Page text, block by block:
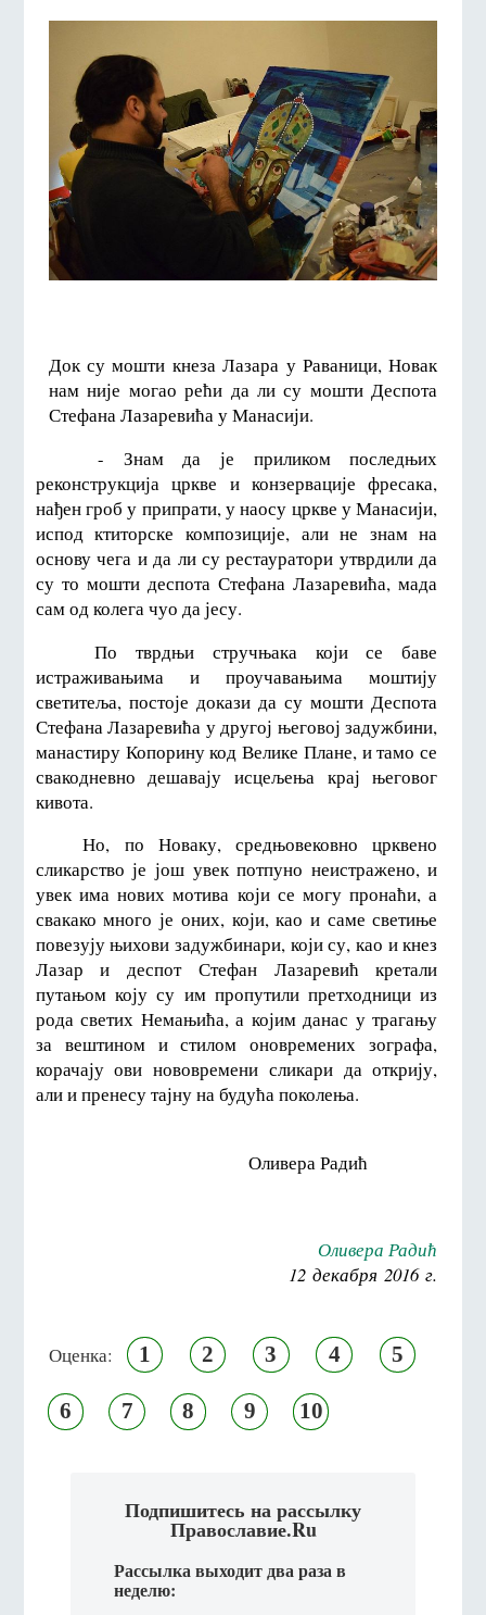
Док су мошти кнеза Лазара у Раваници, Новак
нам није могао рећи да ли су мошти Деспота
Стефана Лазаревића у Манасији.
- Знам да је приликом последњих
реконструкција цркве и конзервације фресака,
нађен гроб у припрати, у наосу цркве у Манасији,
испод ктиторске композиције, али не знам на
основу чега и да ли су рестауратори утврдили да
су то мошти деспота Стефана Лазаревића, мада
сам од колега чуо да јесу.
По тврдњи стручњака који се баве
истраживањима и проучавањима моштију
светитеља, постоје докази да су мошти Деспота
Стефана Лазаревића у другој његовој задужбини,
манастиру Копорину код Велике Плане, и тамо се
свакодневно дешавају исцељења крај његовог
кивота.
Но, по Новаку, средњовековно црквено
сликарство је још увек потпуно неистражено, и
увек има нових мотива који се могу пронаћи, а
свакако много је оних, који, као и саме светиње
повезују њихови задужбинари, који су, као и кнез
Лазар и деспот Стефан Лазаревић кретали
путањом коју су им пропутили претходници из
рода светих Немањића, а којим данас у трагању
за вештином и стилом оновремених зографа,
корачају ови нововремени сликари да открију,
али и пренесу тајну на будућа поколења.
Оливера Радић
Оливера Радић
12 декабря 2016 г.
Оценка: 1 2 3 4 5
6 7 8 9 10
Подпишитесь на рассылку
Православие.Ru
Рассылка выходит два раза в
неделю: